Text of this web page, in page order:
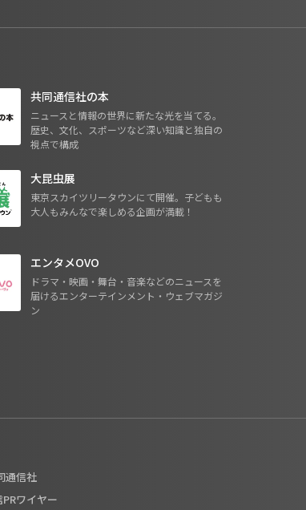
共同通信社の本
ニュースと情報の世界に新たな光を当てる。
歴史、文化、スポーツなど深い知識と独自の
視点で構成
大昆虫展
東京スカイツリータウンにて開催。子どもも
大人もみんなで楽しめる企画が満載！
エンタメOVO
ドラマ・映画・舞台・音楽などのニュースを
届けるエンターテインメント・ウェブマガジ
ン
通信社
ワイヤー